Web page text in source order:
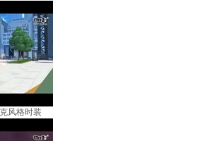
风格时装